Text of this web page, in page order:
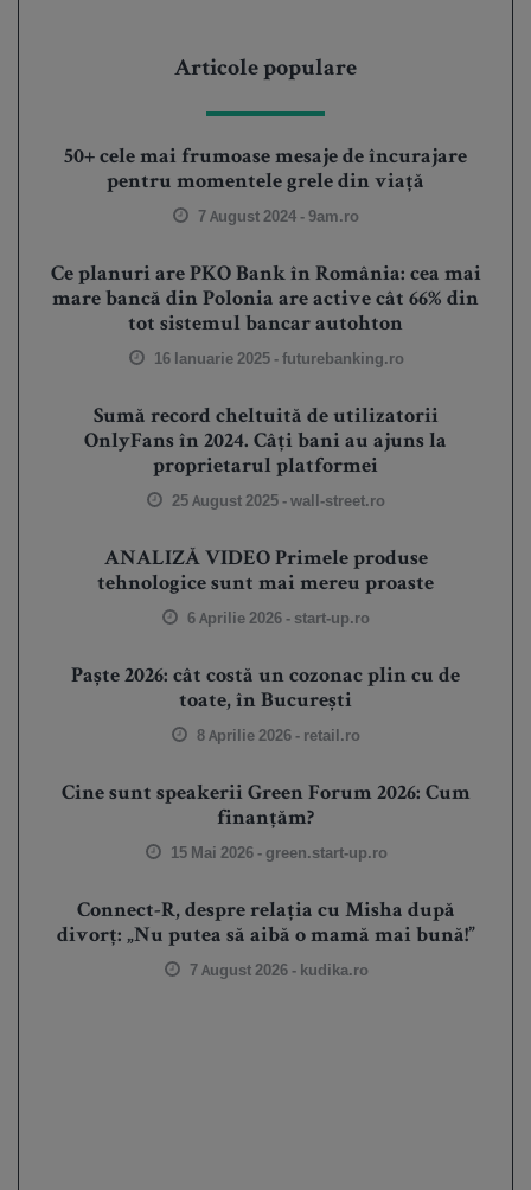
Articole populare
50+ cele mai frumoase mesaje de încurajare
pentru momentele grele din viață
7 August 2024 -9am.ro
Ce planuri are PKO Bank în România: cea mai
mare bancă din Polonia are active cât 66% din
tot sistemul bancar autohton
16 Ianuarie 2025 -futurebanking.ro
Sumă record cheltuită de utilizatorii
OnlyFans în 2024. Câți bani au ajuns la
proprietarul platformei
25 August 2025 -wall-street.ro
ANALIZĂ VIDEO Primele produse
tehnologice sunt mai mereu proaste
6 Aprilie 2026 - start-up.ro
Paște 2026: cât costă un cozonac plin cu de
toate, în București
8 Aprilie 2026 - retail.ro
Cine sunt speakerii Green Forum 2026: Cum
finanțăm?
15 Mai 2026 - green.start-up.ro
Connect-R, despre relația cu Misha după
divorț: „Nu putea să aibă o mamă mai bună!”
7 August 2026 - kudika.ro